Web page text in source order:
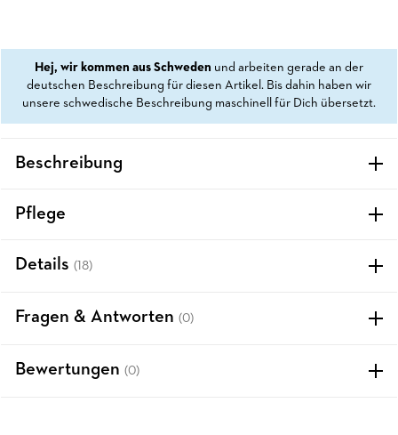
Hej, wir kommen aus Schweden und arbeiten gerade an der
deutschen Beschreibung für diesen Artikel. Bis dahin haben wir
unsere schwedische Beschreibung maschinell für Dich übersetzt.
Beschreibung
Pflege
Details (18)
Fragen & Antworten (0)
Bewertungen (0)